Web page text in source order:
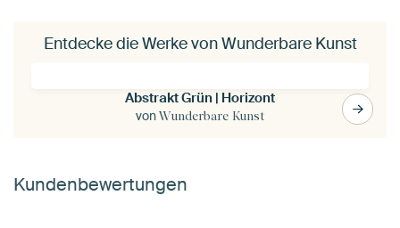
Entdecke die Werke von Wunderbare Kunst
Abstrakt Grün | Horizont
vonWunderbare Kunst
Kundenbewertungen